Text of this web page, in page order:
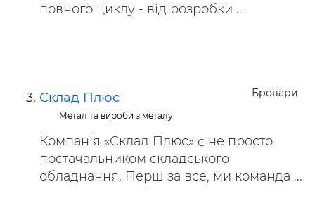
повного циклу - від розробки ...
Бровари
Склад Плюс
Метал та вироби з металу
Компанія «Склад Плюс» є не просто
постачальником складського
обладнання. Перш за все, ми команда ...